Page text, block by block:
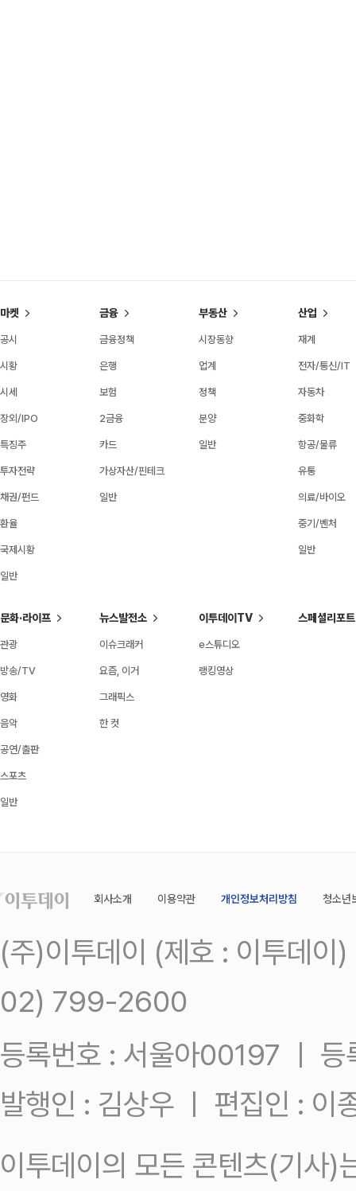
마켓
공시
시황
시세
장외/IPO
특징주
투자전략
채권/펀드
환율
국제시황
일반
금융
금융정책
은행
보험
2금융
카드
가상자산/핀테크
일반
부동산
시장동향
업계
정책
분양
일반
산업
재계
전자/통신/IT
자동차
중화학
항공/물류
유통
의료/바이오
중기/벤처
일반
문화·라이프
관광
방송/TV
영화
음악
공연/출판
스포츠
일반
뉴스발전소
이슈크래커
요즘, 이거
그래픽스
한 컷
이투데이TV
e스튜디오
랭킹영상
스페셜리포트
회사소개 이용약관 개인정보처리방침 청소년
(주)이투데이 (제호 : 이투데
02) 799-2600
등록번호 : 서울아00197 ㅣ
발행인 : 김상우 ㅣ 편집인 : 이
이투데이의 모든 콘텐츠(기사)